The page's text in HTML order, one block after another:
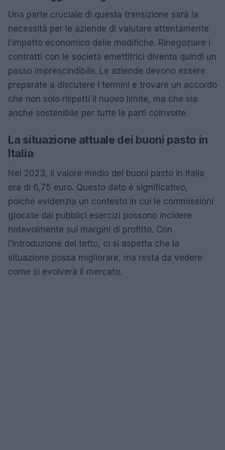
Una parte cruciale di questa transizione sarà la
necessità per le aziende di valutare attentamente
l’impatto economico delle modifiche. Rinegoziare i
contratti con le società emettitrici diventa quindi un
passo imprescindibile. Le aziende devono essere
preparate a discutere i termini e trovare un accordo
che non solo rispetti il nuovo limite, ma che sia
anche sostenibile per tutte le parti coinvolte.
La situazione attuale dei buoni pasto in
Italia
Nel 2023, il valore medio dei buoni pasto in Italia
era di 6,75 euro. Questo dato è significativo,
poiché evidenzia un contesto in cui le commissioni
giocate dai pubblici esercizi possono incidere
notevolmente sui margini di profitto. Con
l’introduzione del tetto, ci si aspetta che la
situazione possa migliorare, ma resta da vedere
come si evolverà il mercato.